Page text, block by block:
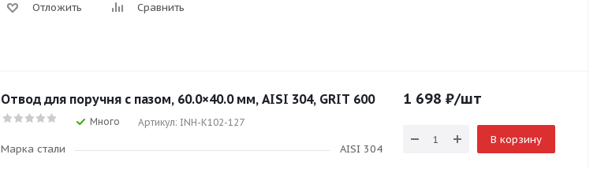
Отложить Сравнить
Отвод для поручня с пазом, 60.0×40.0 мм, AISI 304, GRIT 600
Много Артикул: INH-K102-127
Марка стали
AISI 304
1 698 ₽/шт
В корзину